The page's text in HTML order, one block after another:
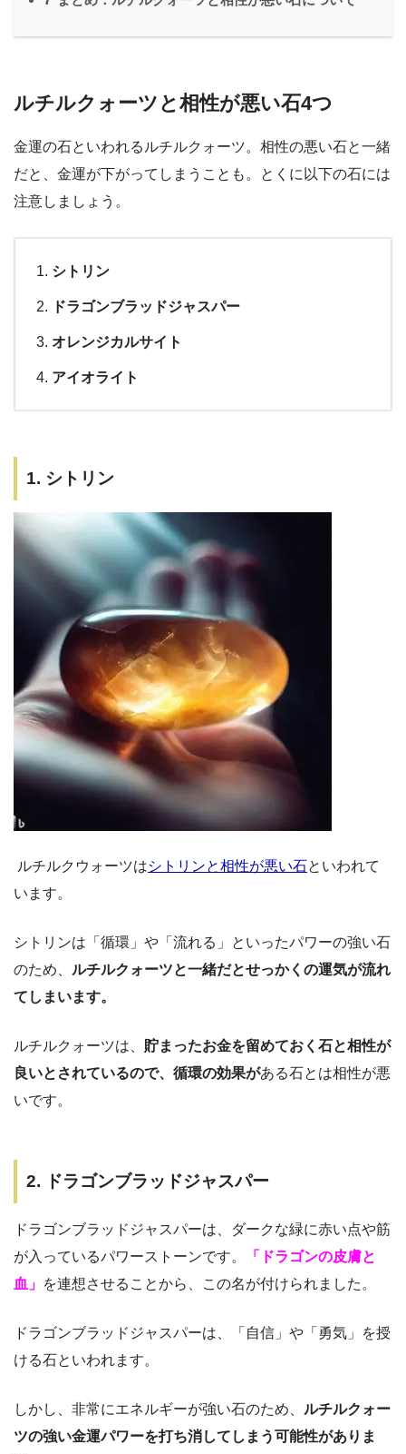
ルチルクォーツと相性が悪い石4つ
金運の石といわれるルチルクォーツ。相性の悪い石と一緒
だと、金運が下がってしまうことも。とくに以下の石には
注意しましょう。
シトリン
ドラゴンブラッドジャスパー
オレンジカルサイト
アイオライト
1. シトリン
ルチルクウォーツはシトリンと相性が悪い石といわれて
います。
シトリンは「循環」や「流れる」といったパワーの強い石
のため、 ルチルクォーツと一緒だとせっかくの運気が流れ
てしまいます。
ルチルクォーツは、 貯まったお金を留めておく石と相性が
良いとされているので、循環の効果がある石とは相性が悪
いです。
2. ドラゴンブラッドジャスパー
ドラゴンブラッドジャスパーは、ダークな緑に赤い点や筋
が入っているパワーストーンです。
「ドラゴンの皮膚と
血」 を連想させることから、この名が付けられました。
ドラゴンブラッドジャスパーは、「自信」や「勇気」を授
ける石といわれます。
しかし、非常にエネルギーが強い石のため、 ルチルクォー
ツの強い金運パワーを打ち消してしまう可能性がありま